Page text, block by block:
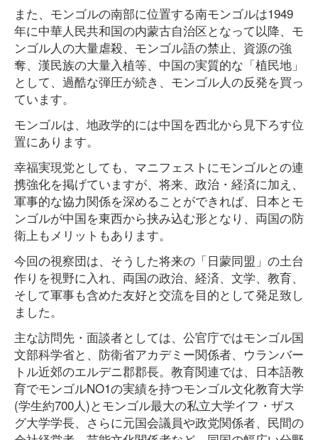
また、モンゴルの南部に位置する南モンゴルは1949
年に中華人民共和国の内蒙古自治区となって以降、モ
ンゴル人の大量虐殺、モンゴル語の禁止、資源の強
奪、漢民族の大量入植等、中国の実質的な「植民地」
として、過酷な弾圧が続き、モンゴル人の反発を買っ
ています。
モンゴルは、地政学的には中国を西北から見下ろす位
置にあります。
幸福実現党としても、マニフェストにモンゴルとの連
携強化を掲げていますが、将来、政治・経済に加え、
軍事的な協力関係を深めることができれば、日本とモ
ンゴルが中国を東西から挟み込む形となり、両国の防
衛上もメリットもあります。
今回の視察団は、そうした将来の「日蒙同盟」の土台
作りを視野に入れ、両国の政治、経済、文学、教育、
そして軍事も含めた友好と交流を目的として発足致し
ました。
主な訪問先・面談者としては、公官庁ではモンゴル国
文部科学省と、防衛省アカデミー関係者、ウランバー
トル近郊のエルデニ郡郡長。教育関連では、日本語教
育でモンゴルNO1の実績を持つモンゴル文化教育大学
(学生約700人)とモンゴル最大の私立大学イフ・ザス
グ大学学長、さらに元国会議員や政党関係者、民間の